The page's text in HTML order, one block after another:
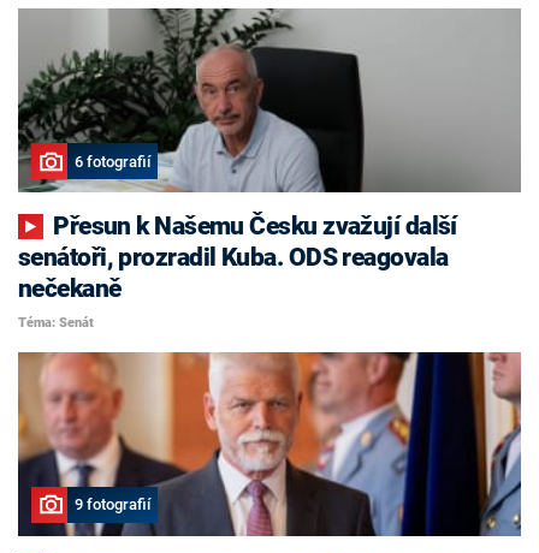
6 fotografií
senátoři, prozradil Kuba. ODS reagovala
nečekaně
Téma: Senát
9 fotografií